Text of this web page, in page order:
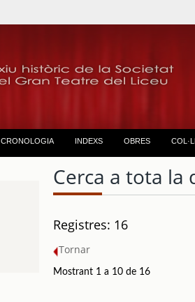
CRONOLOGIA INDEXS OBRES
Cerca a tota la
Registres: 16
Tornar
Mostrant 1 a 10 de 16